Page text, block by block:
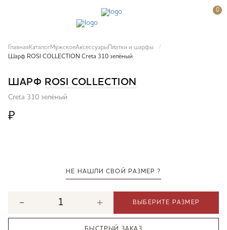
0
Главная КаталогМужскоеАксессуары Платки и шарфы
Шарф ROSI COLLECTION Creta 310 зелёный
ШАРФ ROSI COLLECTION
Creta 310 зелёный
₽
НЕ НАШЛИ СВОЙ РАЗМЕР ?
ВЫБЕРИТЕ РАЗМЕР